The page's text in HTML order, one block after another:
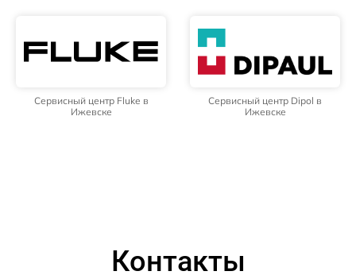
Сервисный центр Fluke в
Ижевске
Сервисный центр Dipol в
Ижевске
Контакты